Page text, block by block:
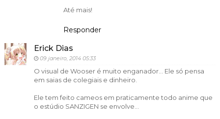
Até mais!
Responder
Erick Dias
09 janeiro, 2014 05:33
O visual de Wooser é muito enganador... Ele só pensa
em saias de colegiais e dinheiro.
Ele tem feito cameos em praticamente todo anime que
o estúdio SANZIGEN se envolve...